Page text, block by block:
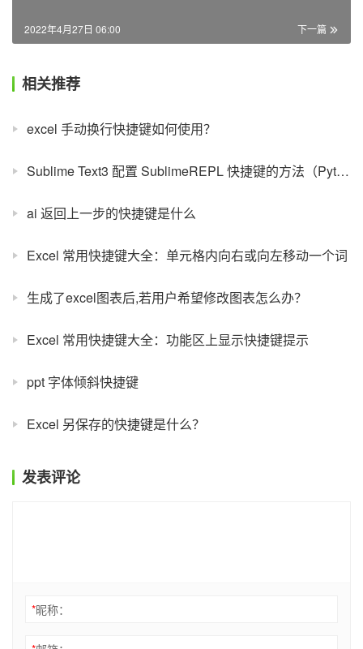
下一篇
2022年4月27日 06:00
相关推荐
excel 手动换行快捷键如何使用？
Sublime Text3 配置 SublimeREPL 快捷键的方法（Python）
ai 返回上一步的快捷键是什么
Excel 常用快捷键大全：单元格内向右或向左移动一个词
生成了excel图表后,若用户希望修改图表怎么办？
Excel 常用快捷键大全：功能区上显示快捷键提示
ppt 字体倾斜快捷键
Excel 另保存的快捷键是什么？
发表评论
*昵称：